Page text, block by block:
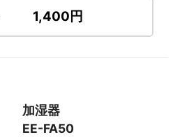
1,400円
加湿器
EE-FA50